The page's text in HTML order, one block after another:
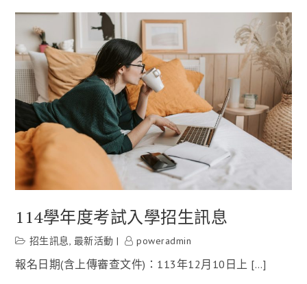
114學年度考試入學招生訊息
招生訊息, 最新活動 poweradmin
報名日期(含上傳審查文件)：113年12月10日上 […]